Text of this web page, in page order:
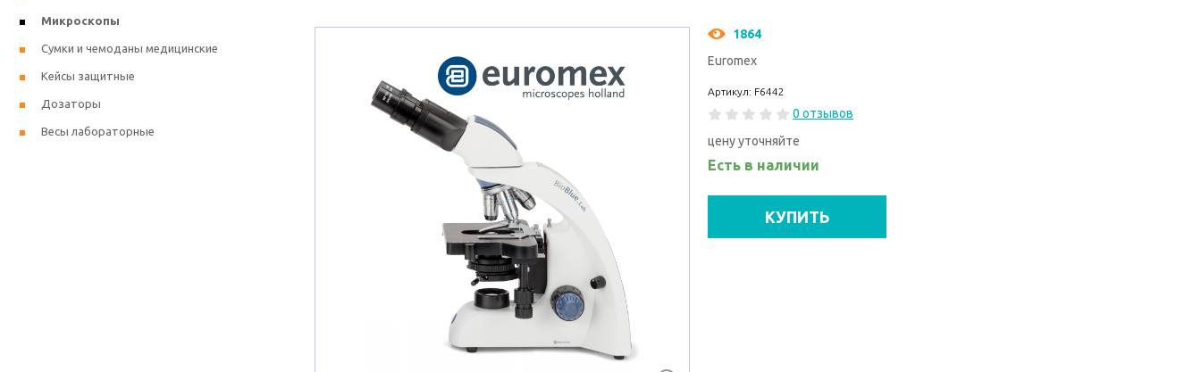
1864
Euromex
Артикул: F6442
0 отзывов
цену уточняйте
Есть в наличии
КУПИТЬ
Микроскопы
Сумки и чемоданы медицинские
Кейсы защитные
Дозаторы
Весы лабораторные